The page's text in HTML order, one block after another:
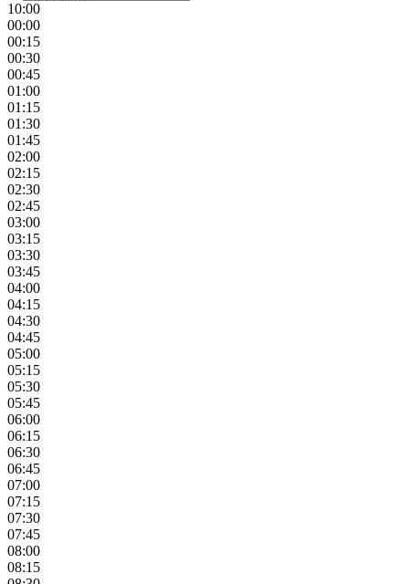
10:00
00:00
00:15
00:30
00:45
01:00
01:15
01:30
01:45
02:00
02:15
02:30
02:45
03:00
03:15
03:30
03:45
04:00
04:15
04:30
04:45
05:00
05:15
05:30
05:45
06:00
06:15
06:30
06:45
07:00
07:15
07:30
07:45
08:00
08:15